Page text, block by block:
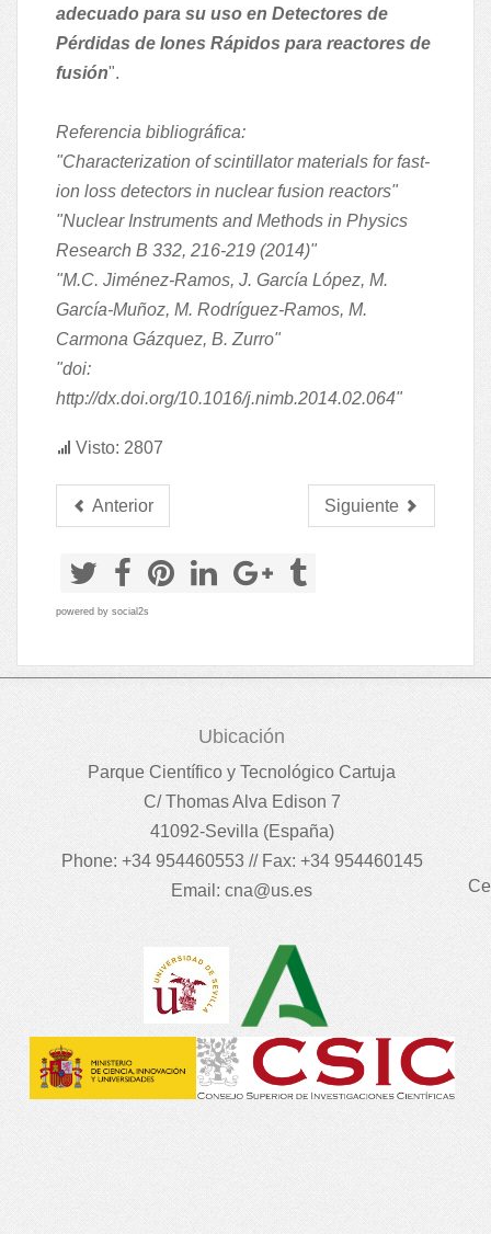
adecuado para su uso en Detectores de
Pérdidas de Iones Rápidos para reactores de
fusión".
Referencia bibliográfica:
"Characterization of scintillator materials for fast-
ion loss detectors in nuclear fusion reactors"
"Nuclear Instruments and Methods in Physics
Research B 332, 216-219 (2014)"
"M.C. Jiménez-Ramos, J. García López, M.
García-Muñoz, M. Rodríguez-Ramos, M.
Carmona Gázquez, B. Zurro"
"doi:
http://dx.doi.org/10.1016/j.nimb.2014.02.064"
Visto: 2807
Anterior Siguiente
powered by social2s
Ubicación
Parque Científico y Tecnológico Cartuja
C/ Thomas Alva Edison 7
41092-Sevilla (España)
Phone: +34 954460553 // Fax: +34 954460145
Email: cna@us.es